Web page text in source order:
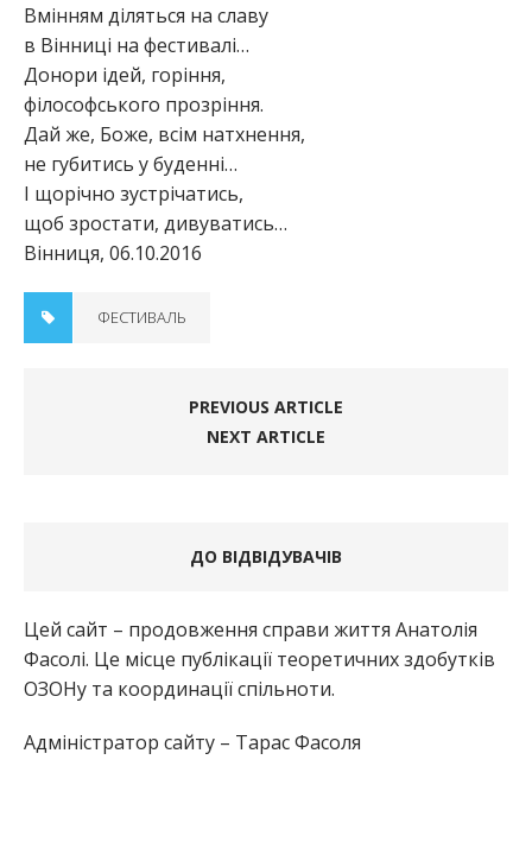
Вмінням діляться на славу
в Вінниці на фестивалі…
Донори ідей, горіння,
філософського прозріння.
Дай же, Боже, всім натхнення,
не губитись у буденні…
І щорічно зустрічатись,
щоб зростати, дивуватись…
Вінниця, 06.10.2016
ФЕСТИВАЛЬ
PREVIOUS ARTICLE
NEXT ARTICLE
ДО ВІДВІДУВАЧІВ
Цей сайт – продовження справи життя Анатолія
Фасолі. Це місце публікації теоретичних здобутків
ОЗОНу та координації спільноти.
Адміністратор сайту – Тарас Фасоля